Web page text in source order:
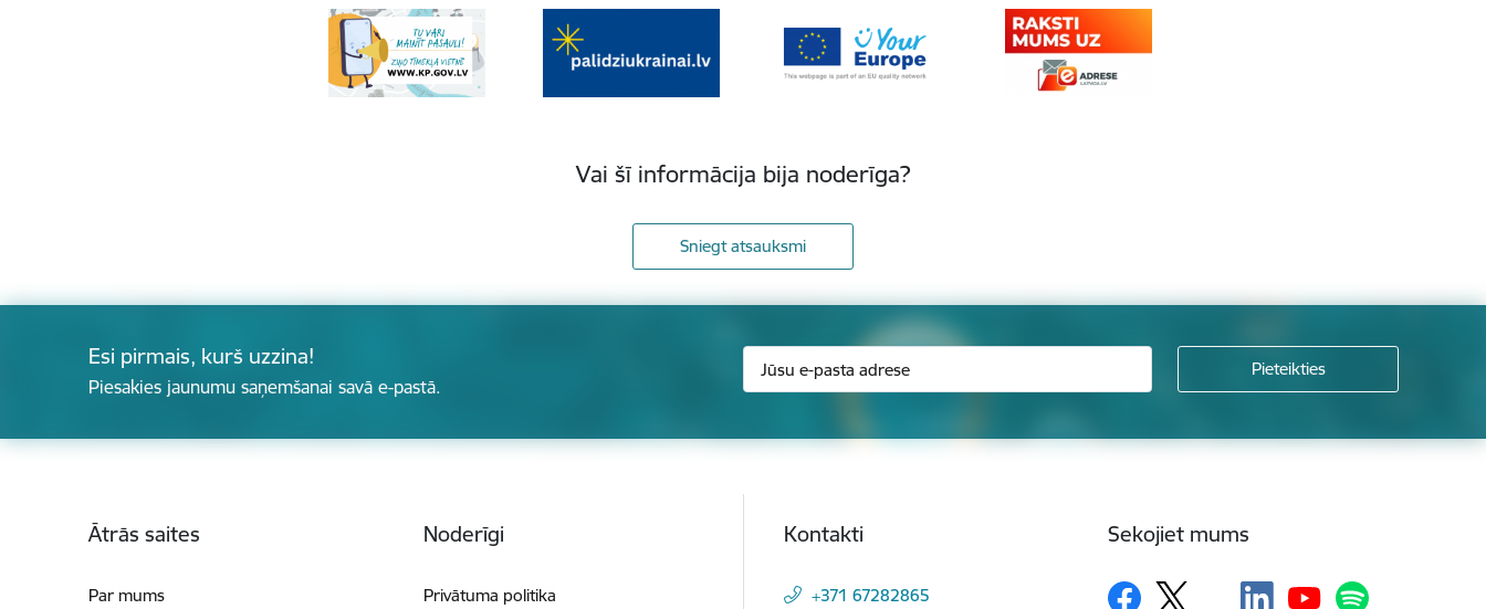
Vai šī informācija bija noderīga?
Sniegt atsauksmi
Esi pirmais, kurš uzzina!
Piesakies jaunumu saņemšanai savā e-pastā.
Ātrās saites
Par mums
Noderīgi
Privātuma politika
Kontakti
+371 67282865
Sekojiet mums